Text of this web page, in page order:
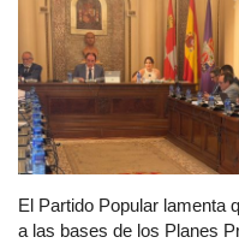
El Partido Popular lamenta
a las bases de los Planes